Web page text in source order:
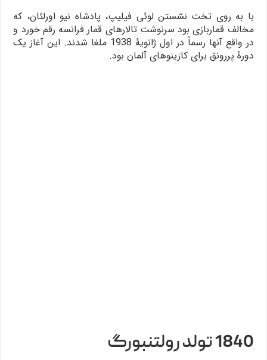
با به روی تخت نشستن لوئی فیلیپ، پادشاه نیو اورلئان، که
مخالف قماربازی بود سرنوشت تالارهای قمار فرانسه رقم خورد و
در واقع آنها رسماً در اول ژانویۀ 1938 ملغا شدند. این آغاز یک
دورۀ پررونق برای کازینوهای آلمان بود.
1840 تولد رولتنبورگ